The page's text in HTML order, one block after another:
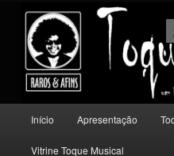
conteúdo
principal
conteúdo
secundário
Toque Musical
Um lugar para quem escuta
principal
Início Apresentação
Vitrine Toque Musical